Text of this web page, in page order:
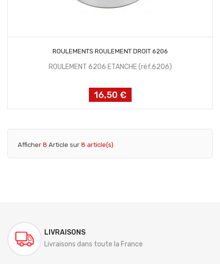
ROULEMENTS ROULEMENT DROIT 6206
ROULEMENT 6206 ETANCHE (réf.6206)
Prix
16,50 €
Afficher 8 Article sur 8 article(s)
LIVRAISONS
Livraisons dans toute la France